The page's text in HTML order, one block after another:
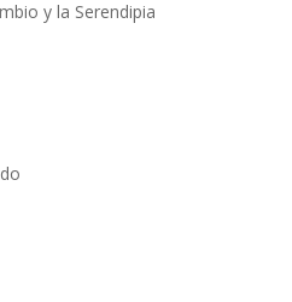
y la Serendipia